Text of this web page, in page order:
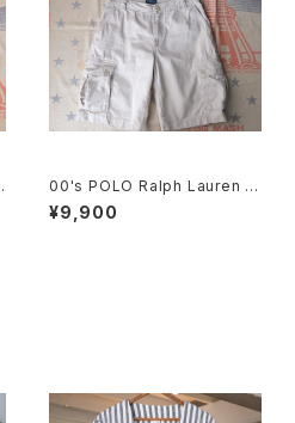
00's POLO Ralph Lauren b
eige cargo chino Shorts
¥9,900